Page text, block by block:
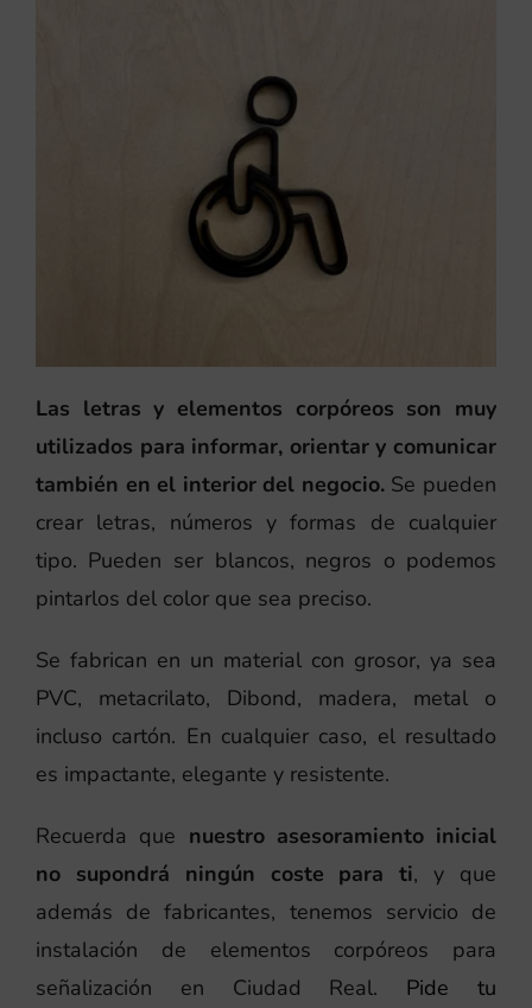
Las letras y elementos corpóreos son muy
utilizados para informar, orientar y comunicar
también en el interior del negocio.Se pueden
crear letras, números y formas de cualquier
tipo. Pueden ser blancos, negros o podemos
pintarlos del color que sea preciso.
Se fabrican en un material con grosor, ya sea
PVC, metacrilato, Dibond, madera, metal o
incluso cartón. En cualquier caso, el resultado
es impactante, elegante y resistente.
Recuerda que nuestro asesoramiento inicial
no supondrá ningún coste para ti, y que
además de fabricantes, tenemos servicio de
instalación de elementos corpóreos para
señalización en Ciudad Real. Pide tu